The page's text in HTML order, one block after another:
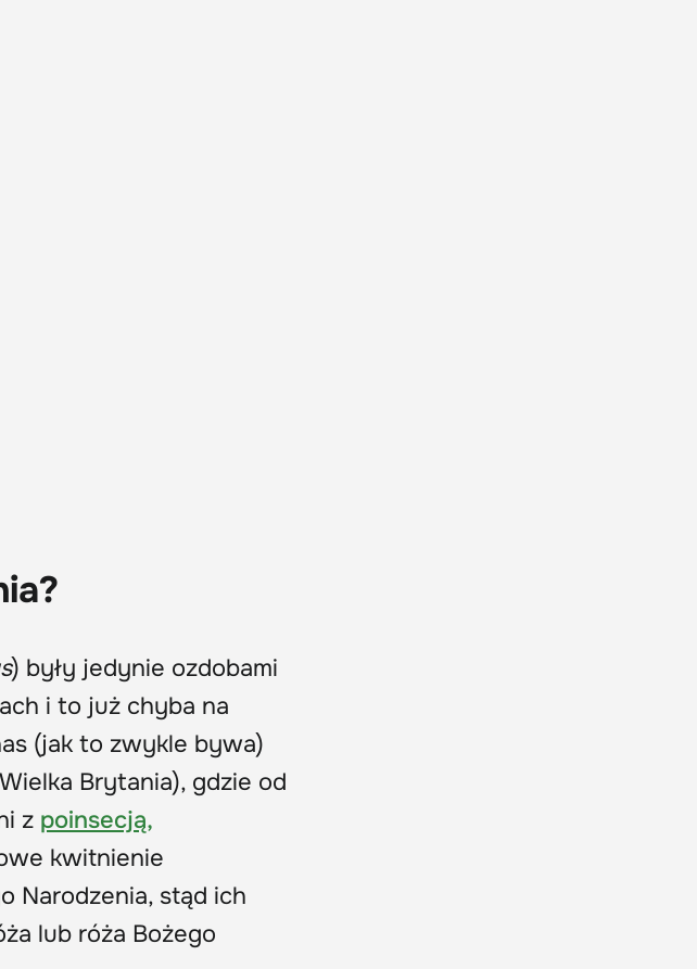
) były jedynie ozdobami
i to już chyba na
(jak to zwykle bywa)
Brytania), gdzie od
z poinsecją,
kwitnienie
Narodzenia, stąd ich
lub róża Bożego